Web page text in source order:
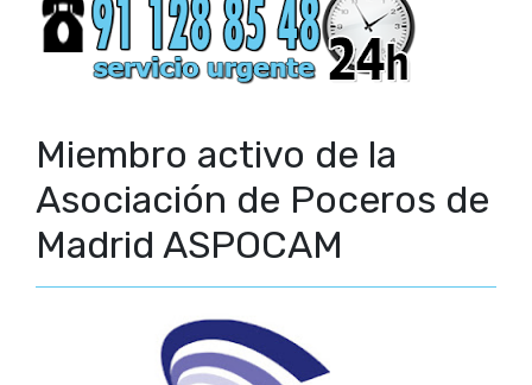
Miembro activo de la
Asociación de Poceros de
Madrid ASPOCAM